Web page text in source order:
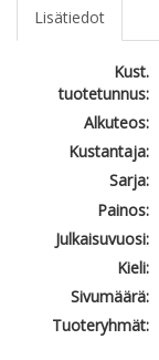
Lisätiedot
Kust.
tuotetunnus:
Alkuteos:
Kustantaja:
Sarja:
Painos:
Julkaisuvuosi:
Kieli:
Sivumäärä:
Tuoteryhmät: